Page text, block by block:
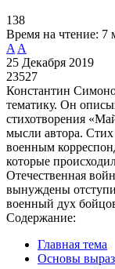
138
Время на чтение: 7
A A
25 Декабря 2019
23527
Константин
тематику. Он
стихотворения
мысли автора.
военным
которые
Отечественная
вынуждены
военный дух
Содержание:
Главная тема
Основы